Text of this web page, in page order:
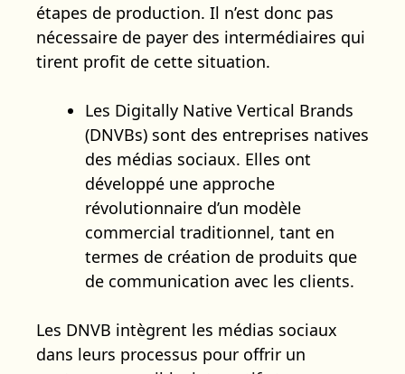
étapes de production. Il n’est donc pas
nécessaire de payer des intermédiaires qui
tirent profit de cette situation.
Les Digitally Native Vertical Brands
(DNVBs) sont des entreprises natives
des médias sociaux. Elles ont
développé une approche
révolutionnaire d’un modèle
commercial traditionnel, tant en
termes de création de produits que
de communication avec les clients.
Les DNVB intègrent les médias sociaux
dans leurs processus pour offrir un